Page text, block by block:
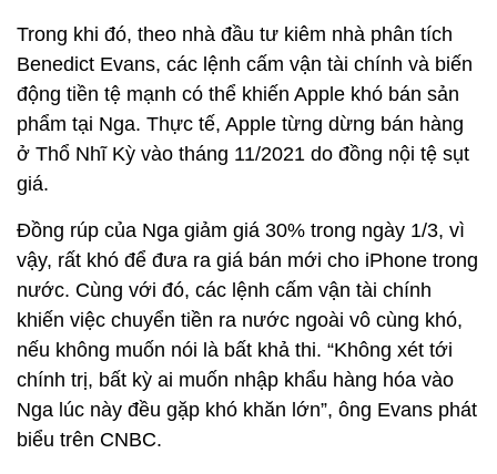
Trong khi đó, theo nhà đầu tư kiêm nhà phân tích
Benedict Evans, các lệnh cấm vận tài chính và biến
động tiền tệ mạnh có thể khiến Apple khó bán sản
phẩm tại Nga. Thực tế, Apple từng dừng bán hàng
ở Thổ Nhĩ Kỳ vào tháng 11/2021 do đồng nội tệ sụt
giá.
Đồng rúp của Nga giảm giá 30% trong ngày 1/3, vì
vậy, rất khó để đưa ra giá bán mới cho iPhone trong
nước. Cùng với đó, các lệnh cấm vận tài chính
khiến việc chuyển tiền ra nước ngoài vô cùng khó,
nếu không muốn nói là bất khả thi. “Không xét tới
chính trị, bất kỳ ai muốn nhập khẩu hàng hóa vào
Nga lúc này đều gặp khó khăn lớn”, ông Evans phát
biểu trên CNBC.